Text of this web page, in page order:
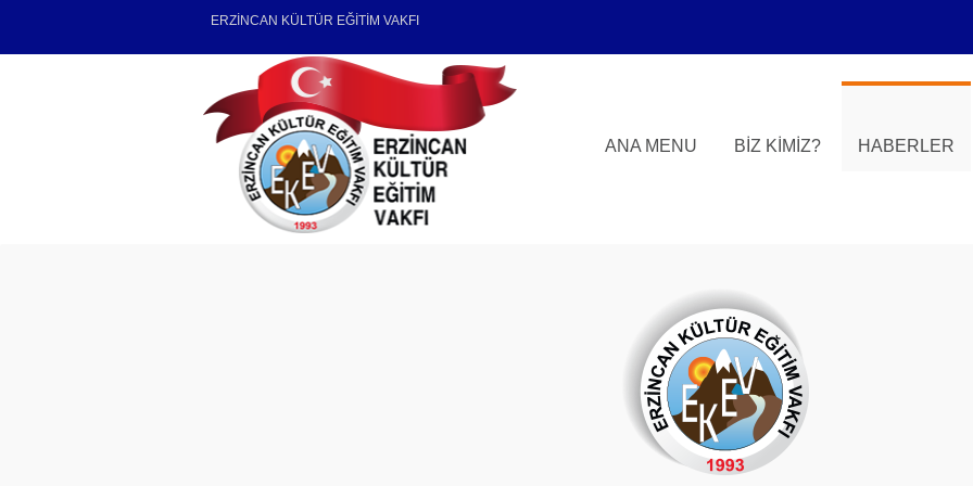
ERZİNCAN KÜLTÜR EĞİTİM VAKFI
ANA MENU BIZ KIMIZ? HABERLER